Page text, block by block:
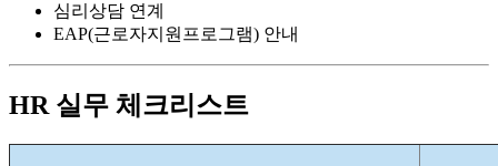
심리상담 연계
EAP(근로자지원프로그램) 안내
HR 실무 체크리스트